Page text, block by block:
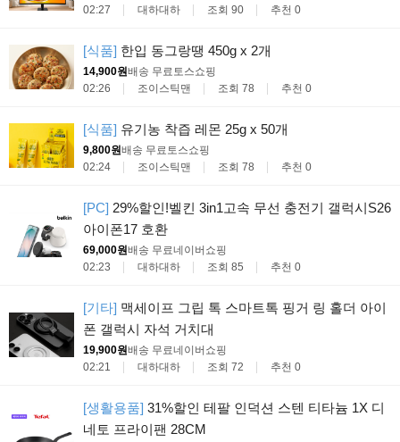
02:27
대하대하 조회 90 추천 0
[식품] 한입 동그랑땡 450g x 2개
14,900원배송 무료 토스쇼핑
02:26
조이스틱맨 조회 78 추천 0
[식품] 유기농 착즙 레몬 25g x 50개
9,800원배송 무료 토스쇼핑
02:24
조이스틱맨 조회 78 추천 0
[PC] 29%할인!벨킨 3in1고속 무선 충전기 갤럭시S26
아이폰17 호환
69,000원배송 무료네이버쇼핑
02:23
대하대하 조회 85 추천 0
[기타] 맥세이프 그립 톡 스마트톡 핑거 링 홀더 아이
폰 갤럭시 자석 거치대
19,900원배송 무료네이버쇼핑
02:21
대하대하 조회 72 추천 0
[생활용품] 31%할인 테팔 인덕션 스텐 티타늄 1X 디
네토 프라이팬 28CM